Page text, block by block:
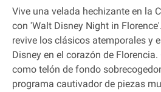
Vive una velada hechizante en la
con 'Walt Disney Night in
revive los clásicos atemporales y
Disney en el corazón de
como telón de fondo
programa cautivador de piezas